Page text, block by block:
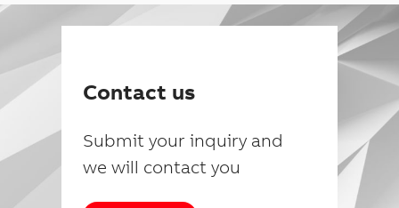
Contact us
Submit your inquiry and
we will contact you